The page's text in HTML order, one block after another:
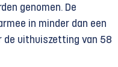
genomen. De
in minder dan een
de uithuiszetting van 58